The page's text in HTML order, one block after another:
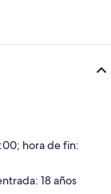
hora de fin:
18 años